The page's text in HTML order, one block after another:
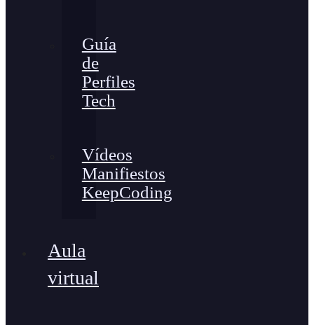
Guía
de
Perfiles
Tech
Vídeos
Manifiestos
KeepCoding
Aula
virtual